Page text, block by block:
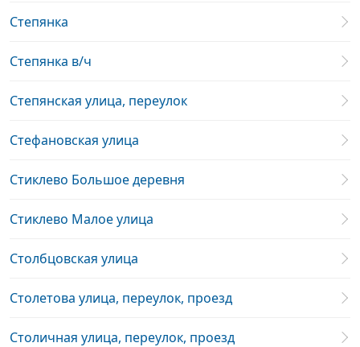
Степянка
Степянка в/ч
Степянская улица, переулок
Стефановская улица
Стиклево Большое деревня
Стиклево Малое улица
Столбцовская улица
Столетова улица, переулок, проезд
Столичная улица, переулок, проезд